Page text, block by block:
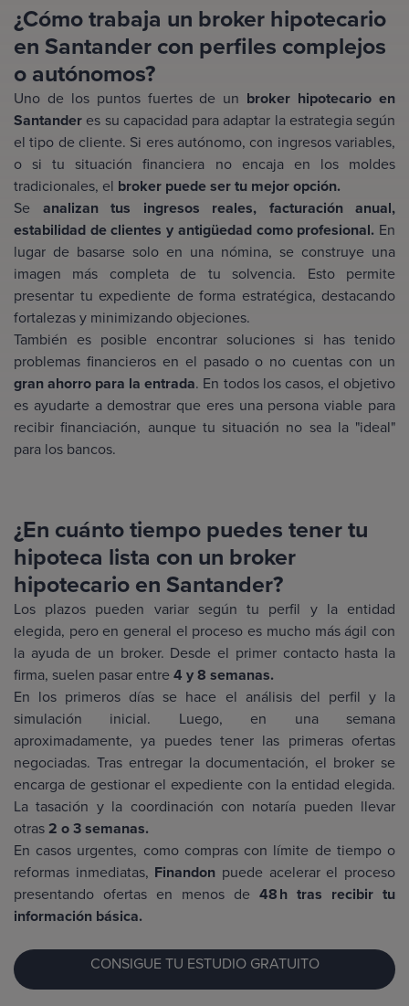
¿Cómo trabaja un broker hipotecario
en Santander con perfiles complejos
o autónomos?
Uno de los puntos fuertes de un broker hipotecario en
Santander es su capacidad para adaptar la estrategia según
el tipo de cliente. Si eres autónomo, con ingresos variables,
o si tu situación financiera no encaja en los moldes
tradicionales, el broker puede ser tu mejor opción.
Se analizan tus ingresos reales, facturación anual,
estabilidad de clientes y antigüedad como profesional. En
lugar de basarse solo en una nómina, se construye una
imagen más completa de tu solvencia. Esto permite
presentar tu expediente de forma estratégica, destacando
fortalezas y minimizando objeciones.
También es posible encontrar soluciones si has tenido
problemas financieros en el pasado o no cuentas con un
gran ahorro para la entrada. En todos los casos, el objetivo
es ayudarte a demostrar que eres una persona viable para
recibir financiación, aunque tu situación no sea la "ideal"
para los bancos.
¿En cuánto tiempo puedes tener tu
hipoteca lista con un broker
hipotecario en Santander?
Los plazos pueden variar según tu perfil y la entidad
elegida, pero en general el proceso es mucho más ágil con
la ayuda de un broker. Desde el primer contacto hasta la
firma, suelen pasar entre 4 y 8 semanas.
En los primeros días se hace el análisis del perfil y la
simulación inicial. Luego, en una semana
aproximadamente, ya puedes tener las primeras ofertas
negociadas. Tras entregar la documentación, el broker se
encarga de gestionar el expediente con la entidad elegida.
La tasación y la coordinación con notaría pueden llevar
otras2 o 3 semanas.
En casos urgentes, como compras con límite de tiempo o
reformas inmediatas, Finandon puede acelerar el proceso
presentando ofertas en menos de 48 h tras recibir tu
información básica.
CONSIGUE TU ESTUDIO GRATUITO